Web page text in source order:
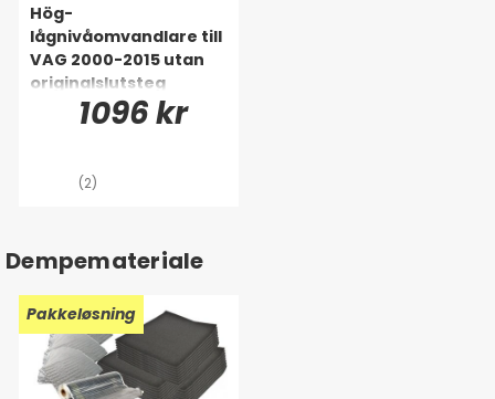
Hög-
lågnivåomvandlare till
VAG 2000-2015 utan
originalslutsteg
1096 kr
(2)
Dempemateriale
Pakkeløsning